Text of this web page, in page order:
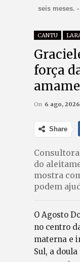
seis meses.
CANTU
força
On 6 ago, 2026
Share
do
mostra
podem
O Agosto
no centro
materna e
Sul, a